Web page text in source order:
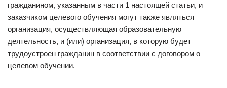
гражданином, указанным в части 1 настоящей статьи, и
заказчиком целевого обучения могут также являться
организация, осуществляющая образовательную
деятельность, и (или) организация, в которую будет
трудоустроен гражданин в соответствии с договором о
целевом обучении.